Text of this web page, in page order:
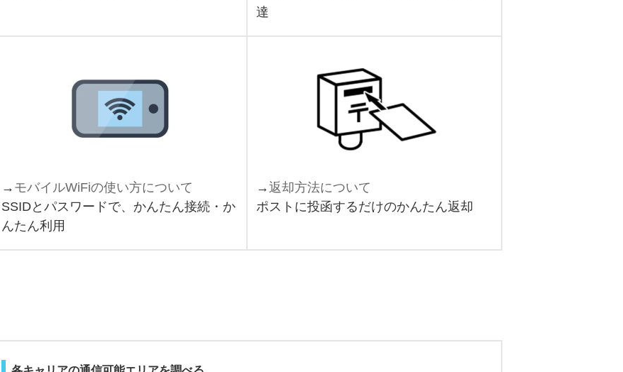
達
→ モバイルWiFiの使い方について
SSIDとパスワードで、かんたん接続・か
んたん利用
→返却方法について
ポストに投函するだけのかんたん返却